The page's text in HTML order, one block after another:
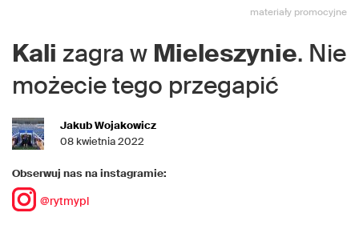
materiały promocyjne
Kali zagra w Mieleszynie. Nie
możecie tego przegapić
Jakub Wojakowicz
08 kwietnia 2022
Obserwuj nas na instagramie:
@rytmypl